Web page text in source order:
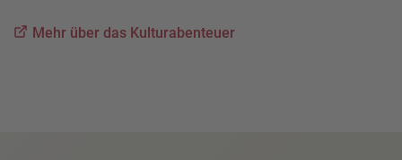
Mehr über das Kulturabenteuer